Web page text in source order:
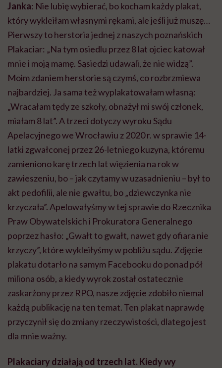
Janka: Nie lubię wybierać, bo kocham każdy plakat,
który wykleiłam własnymi rękami, ale jeśli już muszę…
Pierwszy toherstoriajednej z naszych poznańskich
Plakaciar: „Na tym osiedlu przez 8 lat ojciec katował
mnie i moją mamę. Sąsiedzi udawali, że nie widzą”.
Moim zdaniemherstorie są czymś, co rozbrzmiewa
najbardziej. Ja sama teżwyplakatowałamwłasną:
„Wracałam tędy ze szkoły, obnażył mi swój członek,
miałam 8 lat”. A trzeci dotyczy wyroku Sądu
Apelacyjnego we Wrocławiu z 2020 r. w sprawie 14-
latki zgwałconej przez 26-letniego kuzyna, któremu
zamieniono karę trzech lat więzienia na rok w
zawieszeniu, bo – jak czytamy w uzasadnieniu – był to
akt pedofilii, ale nie gwałtu, bo „dziewczynka nie
krzyczała”. Apelowałyśmy w tej sprawie do Rzecznika
Praw Obywatelskich i Prokuratora Generalnego
poprzez hasło: „Gwałt to gwałt, nawet gdy ofiara nie
krzyczy”, które wykleiłyśmy w pobliżu sądu. Zdjęcie
plakatu dotarło na samym Facebooku do ponad pół
miliona osób, a kiedy wyrok został ostatecznie
zaskarżony przez RPO, nasze zdjęcie zdobiło niemal
każdą publikację na ten temat. Ten plakat naprawdę
przyczynił się do zmiany rzeczywistości, dlatego jest
dla mnie ważny.
Plakaciary działają od trzech lat. Kiedy wy